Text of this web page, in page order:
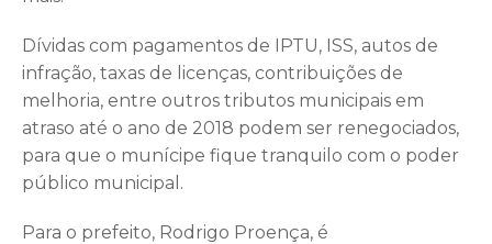
Dívidas com pagamentos de IPTU, ISS, autos de
infração, taxas de licenças, contribuições de
melhoria, entre outros tributos municipais em
atraso até o ano de 2018 podem ser renegociados,
para que o munícipe fique tranquilo com o poder
público municipal.
Para o prefeito, Rodrigo Proença, é